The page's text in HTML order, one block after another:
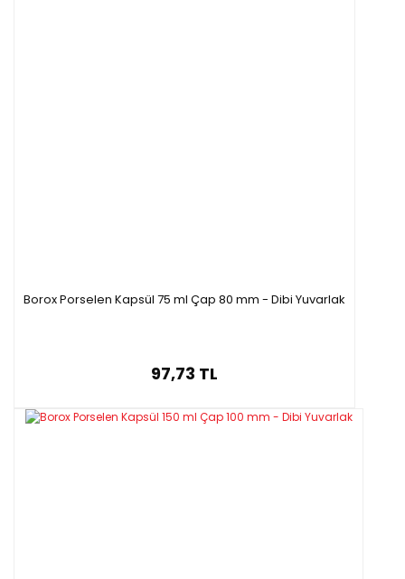
Borox Porselen Kapsül 75 ml Çap 80 mm - Dibi Yuvarlak
97,73 TL